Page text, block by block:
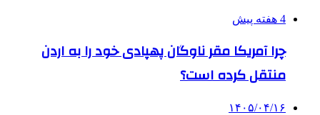
4 هفته پیش
چرا آمریکا مقر ناوگان پهپادی خود را به اردن
منتقل کرده است؟
۱۴۰۵/۰۴/۱۶